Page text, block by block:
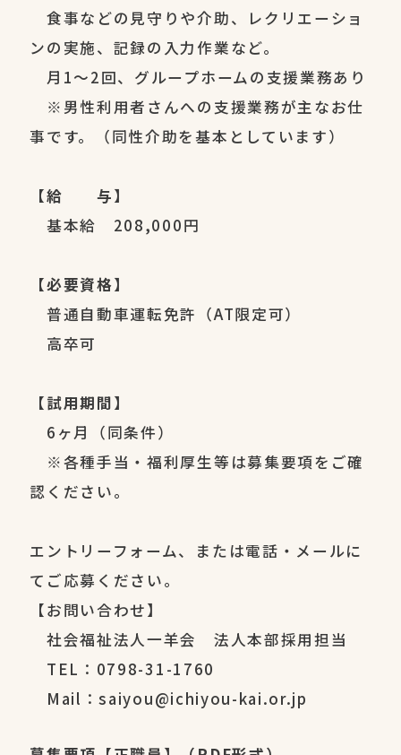
食事などの見守りや介助、レクリエーショ
ンの実施、記録の入力作業など。
月1～2回、グループホームの支援業務あり
※男性利用者さんへの支援業務が主なお仕
事です。（同性介助を基本としています）
【給 与】
基本給 208,000円
【必要資格】
普通自動車運転免許（AT限定可）
高卒可
【試用期間】
6ヶ月（同条件）
※各種手当・福利厚生等は募集要項をご確
認ください。
エントリーフォーム、または電話・メールに
てご応募ください。
【お問い合わせ】
社会福祉法人一羊会 法人本部採用担当
TEL：0798-31-1760
Mail：saiyou@ichiyou-kai.or.jp